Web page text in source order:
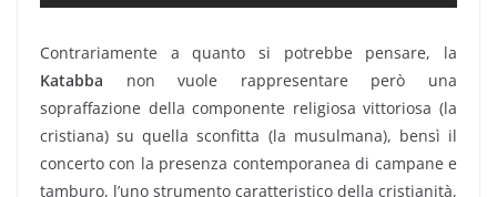
Contrariamente a quanto si potrebbe pensare, la
Katabba non vuole rappresentare però una
sopraffazione della componente religiosa vittoriosa (la
cristiana) su quella sconfitta (la musulmana), bensì il
concerto con la presenza contemporanea di campane e
tamburo, l’uno strumento caratteristico della cristianità,